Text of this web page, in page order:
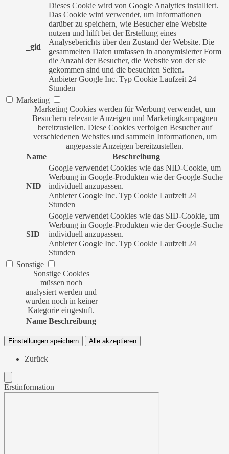
_gid
Dieses Cookie wird von Google Analytics installiert.
Das Cookie wird verwendet, um Informationen
darüber zu speichern, wie Besucher eine Website
nutzen und hilft bei der Erstellung eines
Analyseberichts über den Zustand der Website. Die
gesammelten Daten umfassen in anonymisierter Form
die Anzahl der Besucher, die Website von der sie
gekommen sind und die besuchten Seiten.
Anbieter Google Inc. Typ Cookie Laufzeit 24
Stunden
Marketing
Marketing Cookies werden für Werbung verwendet, um
Besuchern relevante Anzeigen und Marketingkampagnen
bereitzustellen. Diese Cookies verfolgen Besucher auf
verschiedenen Websites und sammeln Informationen, um
angepasste Anzeigen bereitzustellen.
Name
Beschreibung
NID
Google verwendet Cookies wie das NID-Cookie, um
Werbung in Google-Produkten wie der Google-Suche
individuell anzupassen.
Anbieter Google Inc. Typ Cookie Laufzeit 24
Stunden
SID
Google verwendet Cookies wie das SID-Cookie, um
Werbung in Google-Produkten wie der Google-Suche
individuell anzupassen.
Anbieter Google Inc. Typ Cookie Laufzeit 24
Stunden
Sonstige
Sonstige Cookies
müssen noch
analysiert werden und
wurden noch in keiner
Kategorie eingestuft.
Name Beschreibung
Einstellungen speichern Alle akzeptieren
Zurück
Erstinformation